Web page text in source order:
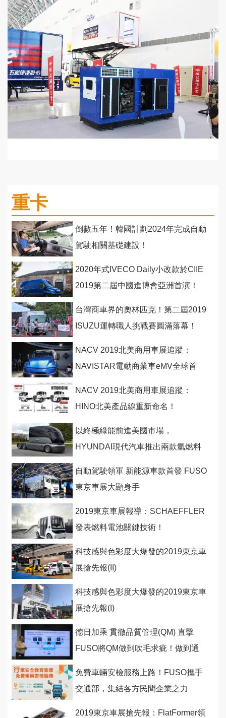
重卡
倒數五年！韓國計劃2024年完成自動
駕駛相關基礎建設！
2020年式IVECO Daily小改款於CIIE
2019第二屆中國進博會亞洲首演！
台灣商車界的奧林匹克！第二屆2019
ISUZU運轉職人挑戰賽圓滿落幕！
NACV 2019北美商用車展追蹤：
NAVISTAR電動商業車eMV全球首
NACV 2019北美商用車展追蹤：
HINO北美產品線重新命名！
以終極綠能前進美國市場，
HYUNDAI現代汽車推出兩款氫燃料
自動駕駛領軍 新能源車款首發 FUSO
東京車展大顯身手
2019東京車展報導：SCHAEFFLER
發表燃料電池關鍵技術！
科技感與色彩度大爆發的2019東京車
展搶先報(II)
科技感與色彩度大爆發的2019東京車
展搶先報(I)
德日加乘 貫徹品質管理(QM) 直擊
FUSO將QM做到吹毛求疵！做到通
免費車輛安檢服務上路！FUSO攜手
交通部，集結各方民間企業之力
2019東京車展搶先報：FlatFormer領